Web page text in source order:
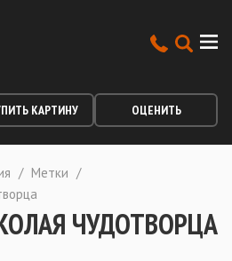
КАРТИНУ ОЦЕНИТЬ
/ Метки /
ЧУДОТВОРЦА